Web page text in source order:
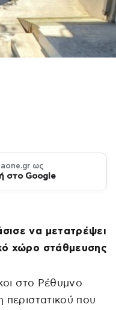
ως
στο Google
να μετατρέψει
χώρο στάθμευσης
στο Ρέθυμνο
που